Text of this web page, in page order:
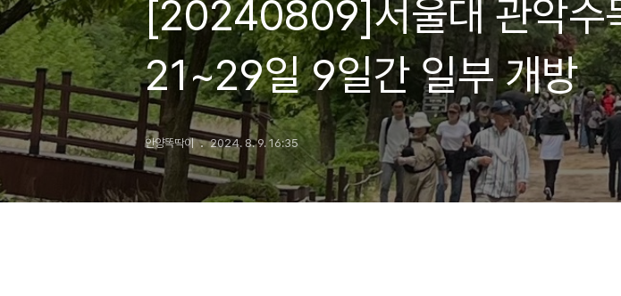
[20240809]서울대 관악수
21~29일 9일간 일부 개방
안양똑딱이 2024. 8. 9. 16:35